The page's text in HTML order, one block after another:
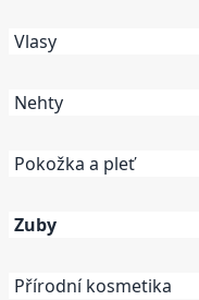
Vlasy
Nehty
Pokožka a pleť
Zuby
Přírodní kosmetika